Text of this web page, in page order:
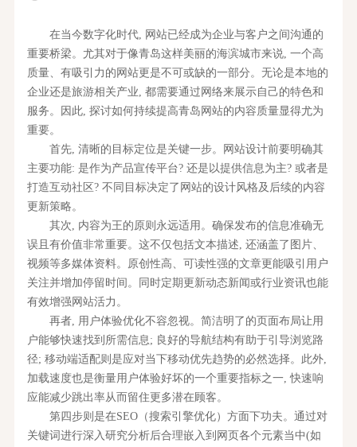
在当今数字化时代, 网站已经成为企业与客户之间沟通的
重要桥梁。尤其对于像青岛这样美丽的海滨城市来说, 一个高
质量、有吸引力的网站更是不可或缺的一部分。无论是本地的
企业还是旅游相关产业, 都需要通过网络来展示自己的特色和
服务。因此, 探讨如何持续提高青岛网站的内容质量显得尤为
重要。
首先, 清晰的目标定位是关键一步。网站设计前要明确其
主要功能: 是作为产品宣传平台? 还是以提供信息为主? 或者是
打造互动社区? 不同目标决定了网站的设计风格及后续的内容
更新策略。
其次, 内容为王的原则永远适用。确保发布的信息准确无
误且有价值非常重要。这不仅包括文本描述, 还涵盖了图片、
视频等多媒体资料。原创性高、可读性强的文章更能吸引用户
关注并增加停留时间。同时定期更新动态新闻或行业资讯也能
有效增强网站活力。
再者, 用户体验优化不容忽视。简洁明了的页面布局让用
户能够快速找到所需信息; 良好的导航结构有助于引导浏览路
径; 移动端适配则是应对当下移动优先趋势的必然选择。此外,
加载速度也是衡量用户体验好坏的一个重要指标之一, 快速响
应能减少跳出率从而留住更多潜在顾客。
第四步则是在SEO（搜索引擎优化）方面下功夫。通过对
关键词进行深入研究分析后合理嵌入到网页各个元素当中(如